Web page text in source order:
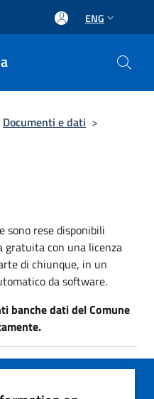
ENG
Documenti e dati >
sono rese disponibili
gratuita con una licenza
di chiunque, in un
da software.
banche dati del Comune